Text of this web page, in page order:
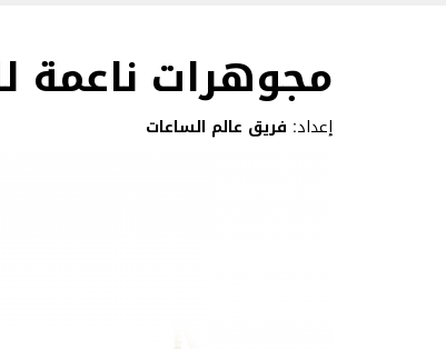
مجوهرات ناعمة
إعداد: فريق عالم الساعات